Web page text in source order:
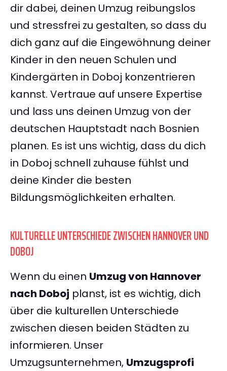
dir dabei, deinen Umzug reibungslos
und stressfrei zu gestalten, so dass du
dich ganz auf die Eingewöhnung deiner
Kinder in den neuen Schulen und
Kindergärten in Doboj konzentrieren
kannst. Vertraue auf unsere Expertise
und lass uns deinen Umzug von der
deutschen Hauptstadt nach Bosnien
planen. Es ist uns wichtig, dass du dich
in Doboj schnell zuhause fühlst und
deine Kinder die besten
Bildungsmöglichkeiten erhalten.
KULTURELLE UNTERSCHIEDE ZWISCHEN HANNOVER UND
DOBOJ
Wenn du einen Umzug von Hannover
nach Doboj planst, ist es wichtig, dich
über die kulturellen Unterschiede
zwischen diesen beiden Städten zu
informieren. Unser
Umzugsunternehmen, Umzugsprofi